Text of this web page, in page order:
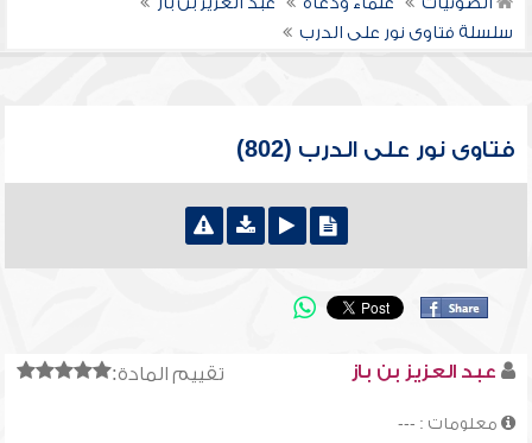
سلسلة فتاوى نور على الدرب
فتاوى نور على الدرب (802)
تقييم المادة: عبد العزيز بن باز
معلومات : ---